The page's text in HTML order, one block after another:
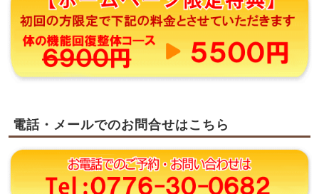
電話・メールでのお問合せはこちら